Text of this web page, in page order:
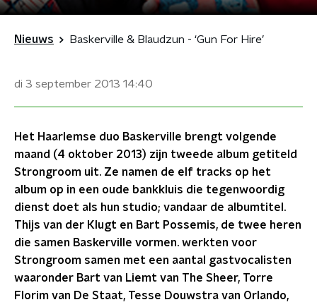
Nieuws Baskerville & Blaudzun - ‘Gun For Hire’
di 3 september 2013 14:40
Het Haarlemse duo Baskerville brengt volgende
maand (4 oktober 2013) zijn tweede album getiteld
Strongroom uit. Ze namen de elf tracks op het
album op in een oude bankkluis die tegenwoordig
dienst doet als hun studio; vandaar de albumtitel.
Thijs van der Klugt en Bart Possemis, de twee heren
die samen Baskerville vormen. werkten voor
Strongroom samen met een aantal gastvocalisten
waaronder Bart van Liemt van The Sheer, Torre
Florim van De Staat, Tesse Douwstra van Orlando,